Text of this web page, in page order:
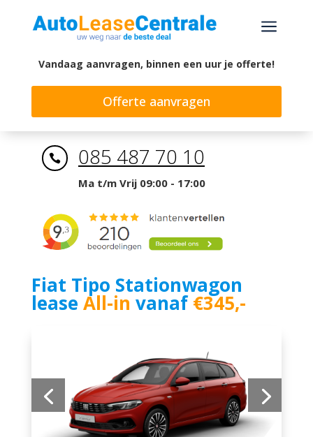
a
Vandaag aanvragen, binnen een uur je offerte!
Offerte aanvragen
 085 487 70 10
Ma t/m Vrij 09:00 - 17:00
Fiat Tipo Stationwagon
lease All-in vanaf€345,-